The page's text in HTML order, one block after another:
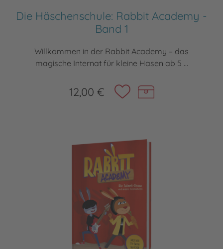
Die Häschenschule: Rabbit Academy -
Band 1
Willkommen in der Rabbit Academy – das
magische Internat für kleine Hasen ab 5 ...
12,00 €